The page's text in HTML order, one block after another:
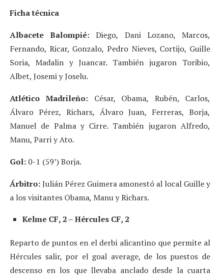
Ficha técnica
Albacete Balompié: Diego, Dani Lozano, Marcos,
Fernando, Ricar, Gonzalo, Pedro Nieves, Cortijo, Guille
Soria, Madalin y Juancar. También jugaron Toribio,
Albet, Josemi y Joselu.
Atlético Madrileño: César, Obama, Rubén, Carlos,
Álvaro Pérez, Richars, Álvaro Juan, Ferreras, Borja,
Manuel de Palma y Cirre. También jugaron Alfredo,
Manu, Parri y Ato.
Gol: 0-1 (59’) Borja.
Árbitro:Julián Pérez Guimera amonestó al local Guille y
a los visitantes Obama, Manu y Richars.
Kelme CF, 2 – Hércules CF, 2
Reparto de puntos en el derbi alicantino que permite al
Hércules salir, por el goal average, de los puestos de
descenso en los que llevaba anclado desde la cuarta